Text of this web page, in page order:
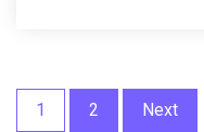
Posts
1 2 Next